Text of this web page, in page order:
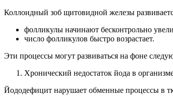
Коллоидный зоб щитовидной железы
фолликулы начинают бесконтрольно
число фолликулов быстро возрастает.
Эти процессы могут развиваться на фоне
Хронический недостаток йода в
Йододефицит нарушает обменные процессы в